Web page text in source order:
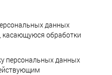
данных
касающуюся обработки
персональных данных